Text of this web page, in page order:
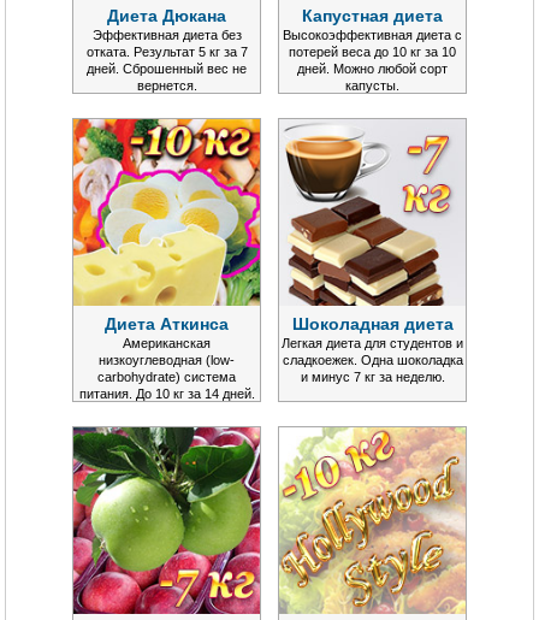
Диета Дюкана
Эффективная диета без
отката. Результат 5 кг за 7
дней. Сброшенный вес не
вернется.
Капустная диета
Высокоэффективная диета с
потерей веса до 10 кг за 10
дней. Можно любой сорт
капусты.
Диета Аткинса
Американская
низкоуглеводная (low-
carbohydrate) система
питания. До 10 кг за 14 дней.
Шоколадная диета
Легкая диета для студентов и
сладкоежек. Одна шоколадка
и минус 7 кг за неделю.